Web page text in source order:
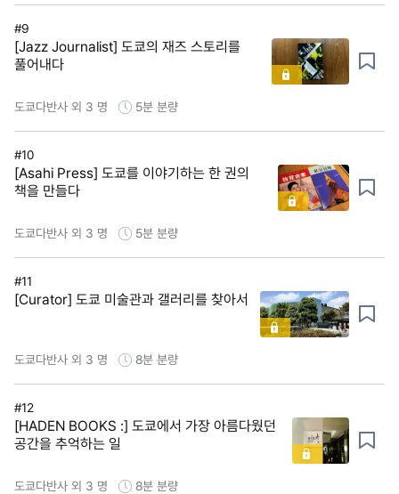
#9
[Jazz Journalist] 도쿄의 재즈 스토리를
풀어내다
도쿄다반사 외 3 명 5분 분량
#10
[Asahi Press] 도쿄를 이야기하는 한 권의
책을 만들다
도쿄다반사 외 3 명 5분 분량
#11
[Curator] 도쿄 미술관과 갤러리를 찾아서
도쿄다반사 외 3 명 8분 분량
#12
[HADEN BOOKS :] 도쿄에서 가장 아름다웠던
공간을 추억하는 일
도쿄다반사 외 3 명 8분 분량